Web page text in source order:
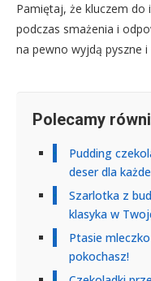
Pamiętaj, że kluczem do
podczas smażenia i
na pewno wyjdą pyszne i
Polecamy
Pudding
deser dla
Szarlotka z
klasyka w
Ptasie
pokochasz!